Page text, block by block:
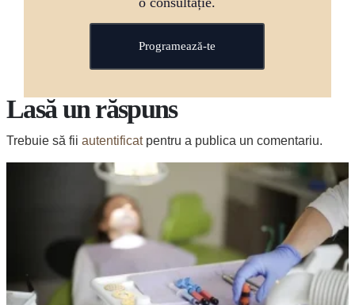
Programează-te
Lasă un răspuns
Trebuie să fii autentificatpentru a publica un comentariu.